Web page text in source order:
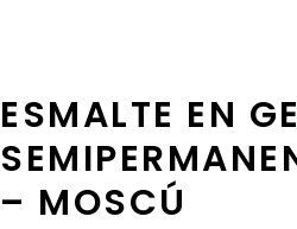
ESMALTE EN
– MOSCÚ